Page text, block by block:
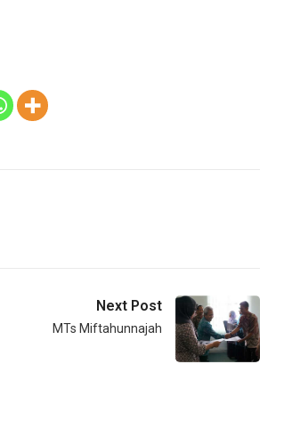
Next Post
MTs Miftahunnajah